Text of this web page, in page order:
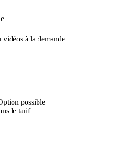
à la demande
possible
le tarif